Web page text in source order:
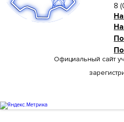
8
Официальный сайт